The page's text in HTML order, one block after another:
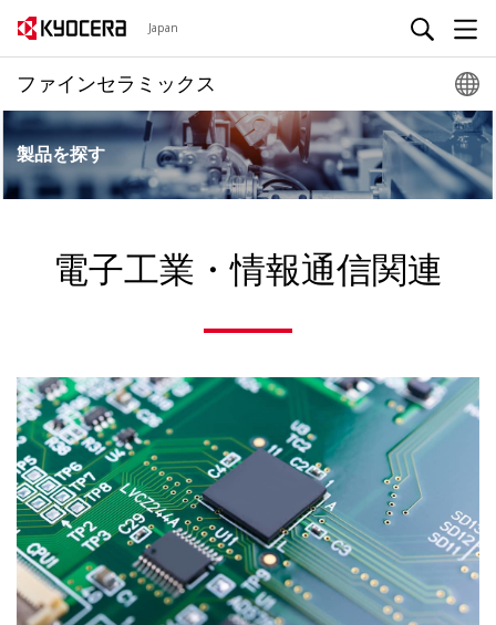
Japan
ファインセラミックス
製品を探す
電子工業・情報通信関連